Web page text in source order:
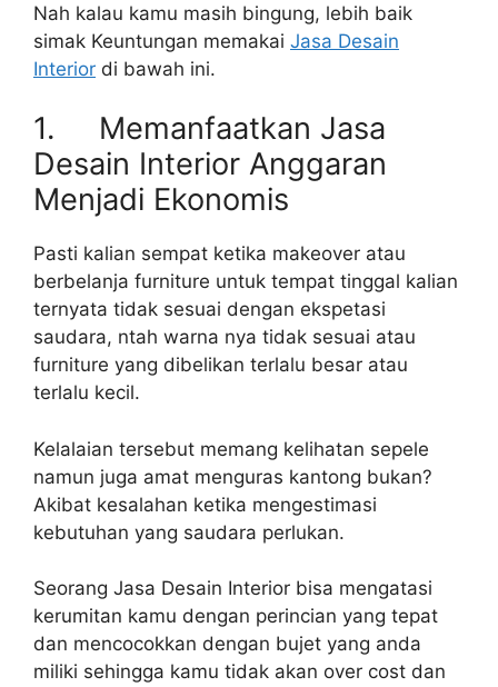
Nah kalau kamu masih bingung, lebih baik
simak Keuntungan memakai Jasa Desain
Interior di bawah ini.
1. Memanfaatkan Jasa
Desain Interior Anggaran
Menjadi Ekonomis
Pasti kalian sempat ketika makeover atau
berbelanja furniture untuk tempat tinggal kalian
ternyata tidak sesuai dengan ekspetasi
saudara, ntah warna nya tidak sesuai atau
furniture yang dibelikan terlalu besar atau
terlalu kecil.
Kelalaian tersebut memang kelihatan sepele
namun juga amat menguras kantong bukan?
Akibat kesalahan ketika mengestimasi
kebutuhan yang saudara perlukan.
Seorang Jasa Desain Interior bisa mengatasi
kerumitan kamu dengan perincian yang tepat
dan mencocokkan dengan bujet yang anda
miliki sehingga kamu tidak akan over cost dan